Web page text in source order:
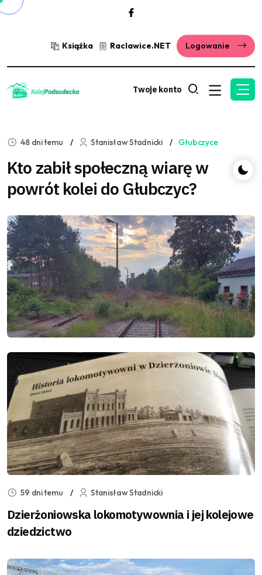
Książka Raclawice.NET Logowanie
Twoje konto
48 dni temu Stanisław Stadnicki Głubczyce
Kto zabił społeczną wiarę w
powrót kolei do Głubczyc?
59 dni temu Stanisław Stadnicki
Dzierżoniowska lokomotywownia i jej kolejowe
dziedzictwo